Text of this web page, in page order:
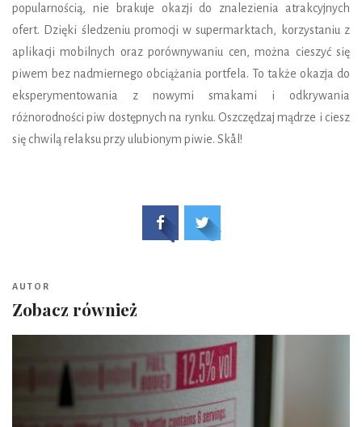
popularnością, nie brakuje okazji do znalezienia atrakcyjnych
ofert. Dzięki śledzeniu promocji w supermarktach, korzystaniu z
aplikacji mobilnych oraz porównywaniu cen, można cieszyć się
piwem bez nadmiernego obciążania portfela. To także okazja do
eksperymentowania z nowymi smakami i odkrywania
różnorodności piw dostępnych na rynku. Oszczędzaj mądrze i ciesz
się chwilą relaksu przy ulubionym piwie. Skål!
AUTOR
Zobacz również